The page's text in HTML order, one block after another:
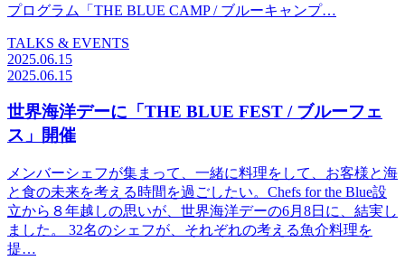
プログラム「THE BLUE CAMP / ブルーキャンプ…
TALKS & EVENTS
2025.06.15
2025.06.15
世界海洋デーに「THE BLUE FEST / ブルーフェ
ス」開催
メンバーシェフが集まって、一緒に料理をして、お客様と海
と食の未来を考える時間を過ごしたい。Chefs for the Blue設
立から８年越しの思いが、世界海洋デーの6月8日に、結実し
ました。 32名のシェフが、それぞれの考える魚介料理を
提…